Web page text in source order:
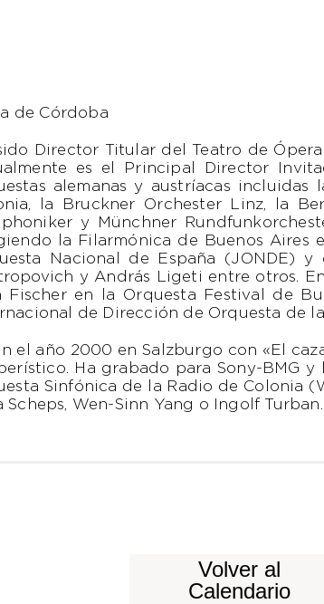
de Córdoba
Director Titular del Teatro de
es el Principal Director
alemanas y austríacas incluidas
la Bruckner Orchester Linz, la
y Münchner
la Filarmónica de Buenos Aires
Nacional de España (JONDE)
y András Ligeti entre otros.
Fischer en la Orquesta Festival de
de Dirección de Orquesta de
el año 2000 en Salzburgo con «El
Ha grabado para Sony-BMG
Sinfónica de la Radio de Colonia
Wen-Sinn Yang o Ingolf Turban.
Volver al
Calendario